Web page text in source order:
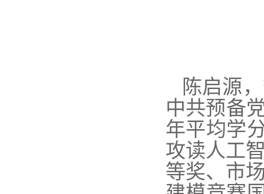
陈启源
中共预备
年平均学
攻读人工
等奖、市